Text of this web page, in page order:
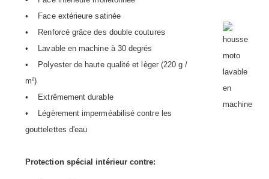
• Face extérieure satinée
• Renforcé grâce des double coutures
• Lavable en machine à 30 degrés
• Polyester de haute qualité et lèger (220 g /
m²)
• Extrêmement durable
• Légèrement imperméabilisé contre les
gouttelettes d'eau
Protection spécial intérieur contre: